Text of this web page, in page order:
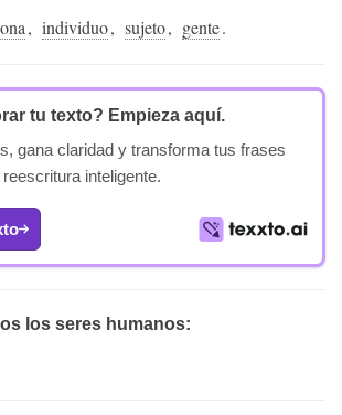
Temas populares
Temas recientes
, individuo, sujeto, gente.
tu texto? Empieza aquí.
gana claridad y transforma tus frases
inteligente.
los seres humanos: